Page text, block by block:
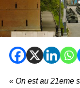
« On est au 21eme